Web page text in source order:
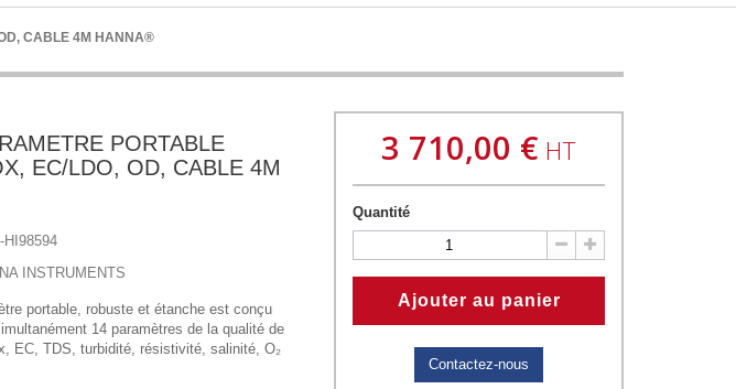
CABLE 4M HANNA®
PORTABLE
EC/LDO, OD, CABLE 4M
HI98594
INSTRUMENTS
portable, robuste et étanche est conçu
14 paramètres de la qualité de
EC, TDS, turbidité, résistivité, salinité, O₂
3 710,00 € HT
Quantité
Ajouter au panier
Contactez-nous